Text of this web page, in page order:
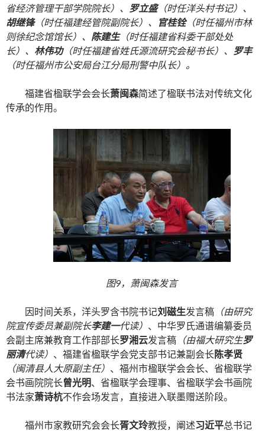
省经济管理干部学院院长）、
罗立盛（时任洋头村书记）、
胡继锋（时任福建经管院副院长）、 官桂铨（时任福州市林
则徐纪念馆馆长）、 陈建生（时任福建省科委干部处处
长）、 林伟功（时任福建省姓氏源流研究会秘书长）、
罗丰
（时任福州市公安局台江分局刑警中队长）。
福建省楹联学会会长萧闽森简述了楹联书法对传统文化
传承的作用。
图9，萧闽森发言
因时间关系，洋头罗含书院书记刘磁生发言稿 （由研究
院宣传委员兼副院长李建一代读） 、中华罗氏通谱编纂委员
会副主席兼教育工作部部长罗湘云发言稿 （由福大研究生罗
丽清代读） 、福建省楹联学会党支部书记兼副会长陈孝贤
（闽清县人大原副主任） 、福州市楹联学会会长、省楹联学
会书画院院长曾光明、省楹联学会理事、省楹联学会书画院
书法家萧诗杭不作会场发言，直接进入联墨赠送阶段。
福州市家教研究会会长胥文玲教授，阐述习近平总书记